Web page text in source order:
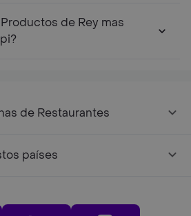
de Rey mas
de Restaurantes
países